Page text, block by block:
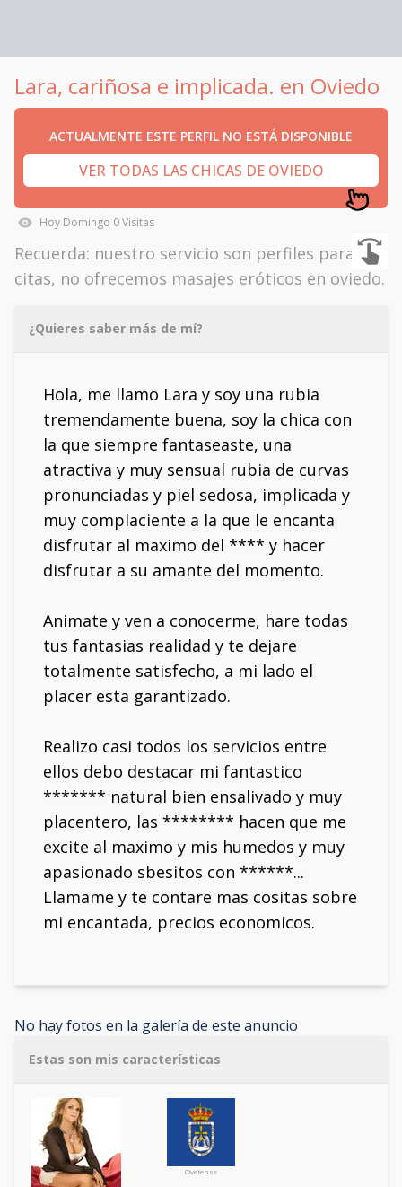
Lara, cariñosa e implicada. en Oviedo
ACTUALMENTE ESTE PERFIL NO ESTÁ DISPONIBLE
VER TODAS LAS CHICAS DE OVIEDO
Hoy Domingo 0Visitas
Recuerda: nuestro servicio son perfiles para
citas, no ofrecemos masajes eróticos en oviedo.
¿Quieres saber más de mí?
Hola, me llamo Lara y soy una rubia
tremendamente buena, soy la chica con
la que siempre fantaseaste, una
atractiva y muy sensual rubia de curvas
pronunciadas y piel sedosa, implicada y
muy complaciente a la que le encanta
disfrutar al maximo del **** y hacer
disfrutar a su amante del momento.
Animate y ven a conocerme, hare todas
tus fantasias realidad y te dejare
totalmente satisfecho, a mi lado el
placer esta garantizado.
Realizo casi todos los servicios entre
ellos debo destacar mi fantastico
******* natural bien ensalivado y muy
placentero, las ******** hacen que me
excite al maximo y mis humedos y muy
apasionado sbesitos con ******...
Llamame y te contare mas cositas sobre
mi encantada, precios economicos.
No hay fotos en la galería de este anuncio
Estas son mis características
Ovetense